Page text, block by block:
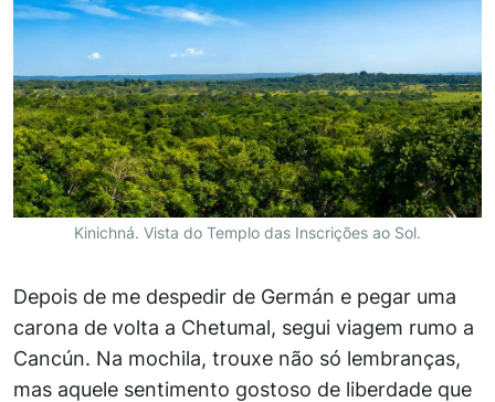
Kinichná. Vista do Templo das Inscrições ao Sol.
Depois de me despedir de Germán e pegar uma
carona de volta a Chetumal, segui viagem rumo a
Cancún. Na mochila, trouxe não só lembranças,
mas aquele sentimento gostoso de liberdade que